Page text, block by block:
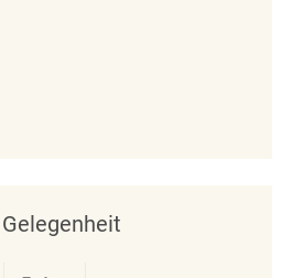
w/d) REQ132378